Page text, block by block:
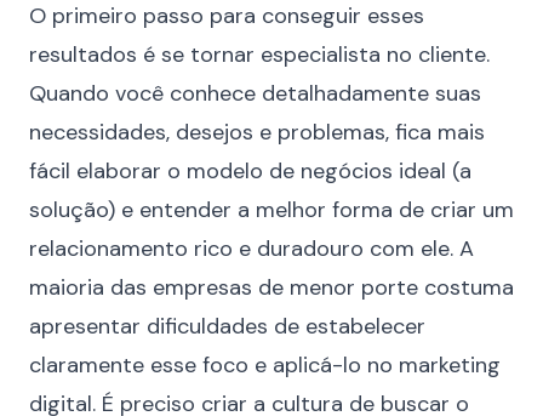
O primeiro passo para conseguir esses
resultados é se tornar especialista no cliente.
Quando você conhece detalhadamente suas
necessidades, desejos e problemas, fica mais
fácil elaborar o modelo de negócios ideal (a
solução) e entender a melhor forma de criar um
relacionamento rico e duradouro com ele. A
maioria das empresas de menor porte costuma
apresentar dificuldades de estabelecer
claramente esse foco e aplicá-lo no marketing
digital. É preciso criar a cultura de buscar o